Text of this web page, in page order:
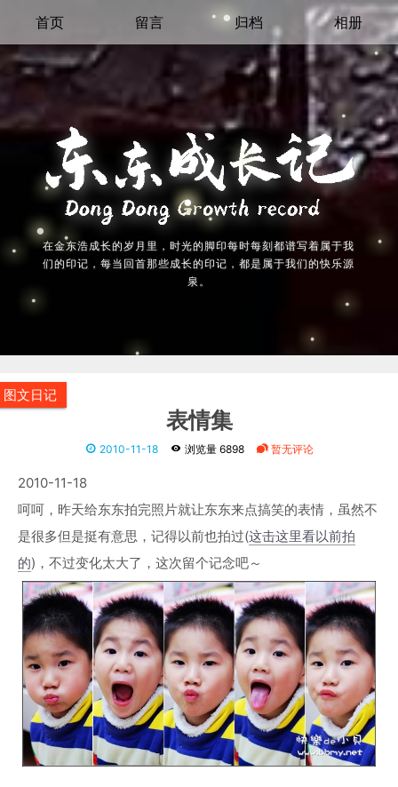
首页 留言 归档 相册
在金东浩成长的岁月里，时光的脚印每时每刻都谱写着属于我
们的印记，每当回首那些成长的印记，都是属于我们的快乐源
泉。
图文日记
表情集
2010-11-18 浏览量 6898 暂无评论
2010-11-18
呵呵，昨天给东东拍完照片就让东东来点搞笑的表情，虽然不
是很多但是挺有意思，记得以前也拍过(这击这里看以前拍
的)，不过变化太大了，这次留个记念吧～